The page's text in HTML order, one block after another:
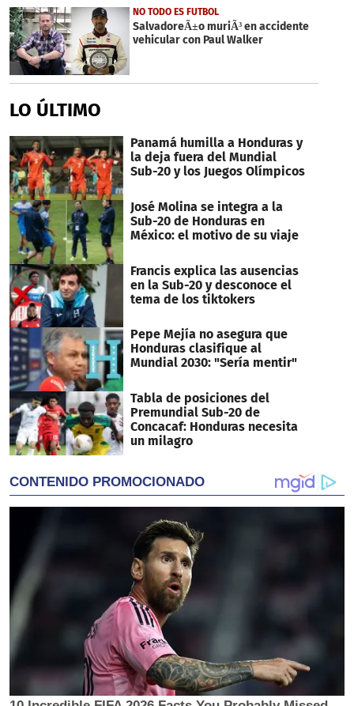
40
seconds
NO TODO ES FUTBOL
SalvadoreÃ±o muriÃ³ en accidente
vehicular con Paul Walker
LO ÚLTIMO
Panamá humilla a Honduras y
la deja fuera del Mundial
Sub-20 y los Juegos Olímpicos
José Molina se integra a la
Sub-20 de Honduras en
México: el motivo de su viaje
Francis explica las ausencias
en la Sub-20 y desconoce el
tema de los tiktokers
Pepe Mejía no asegura que
Honduras clasifique al
Mundial 2030: "Sería mentir"
Tabla de posiciones del
Premundial Sub-20 de
Concacaf: Honduras necesita
un milagro